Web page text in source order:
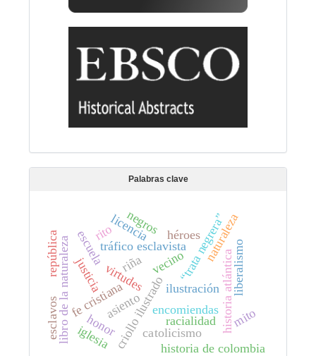
Palabras clave
ilustración
criollo ilustrado
fe cristiana
virtudes
libro de la naturaleza tráfico esclavista“trata negrera”
asiento
licencia
historia atlántica
historia de colombia
encomiendas
naturaleza
vecino
racialidad
justicia
honor
riña
héroes
catolicismo
escuela
rito
mito
negros
esclavos
república liberalismo
iglesia